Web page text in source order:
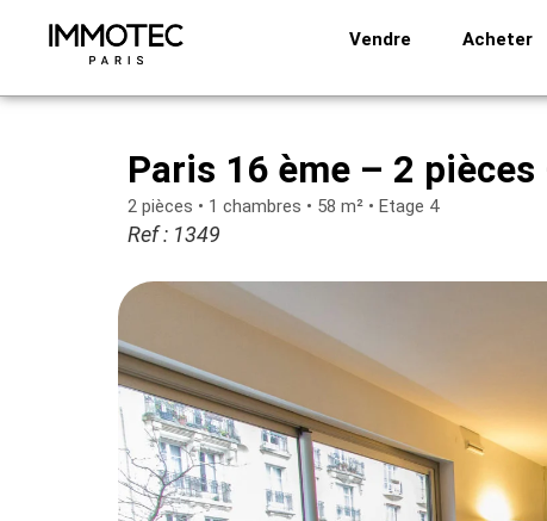
Vendre Acheter
Paris 16 ème – 2 pièces
2 pièces • 1 chambres • 58 m² • Etage 4
Ref : 1349